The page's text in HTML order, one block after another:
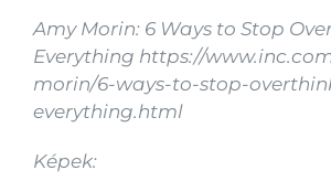
Amy Morin: 6 Ways to Stop
Everything https://
morin/6-ways-to-stop-
everything.html
Képek: